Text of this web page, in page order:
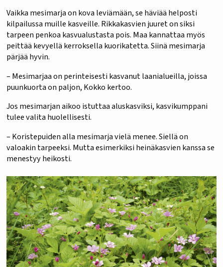
Vaikka mesimarja on kova leviämään, se häviää helposti
kilpailussa muille kasveille. Rikkakasvien juuret on siksi
tarpeen penkoa kasvualustasta pois. Maa kannattaa myös
peittää kevyellä kerroksella kuorikatetta. Siinä mesimarja
pärjää hyvin.
– Mesimarjaa on perinteisesti kasvanut laanialueilla, joissa
puunkuorta on paljon, Kokko kertoo.
Jos mesimarjan aikoo istuttaa aluskasviksi, kasvikumppani
tulee valita huolellisesti.
– Koristepuiden alla mesimarja vielä menee. Siellä on
valoakin tarpeeksi. Mutta esimerkiksi heinäkasvien kanssa se
menestyy heikosti.